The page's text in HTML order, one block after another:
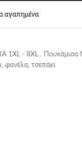
αγαπημένα
1XL - 8XL ,
Πουκάμισα
φανέλα, τσεπάκι